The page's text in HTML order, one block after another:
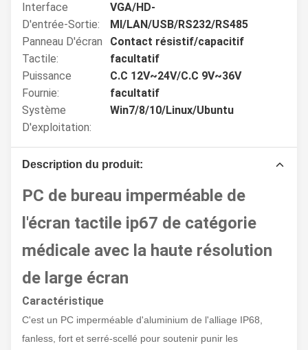
Interface
D'entrée-Sortie:
VGA/HD-
MI/LAN/USB/RS232/RS485
Panneau D'écran
Tactile:
Contact résistif/capacitif
facultatif
Puissance
Fournie:
C.C 12V~24V/C.C 9V~36V
facultatif
Système
D'exploitation:
Win7/8/10/Linux/Ubuntu
Description du produit:
PC de bureau imperméable de
l'écran tactile ip67 de catégorie
médicale avec la haute résolution
de large écran
Caractéristique
C'est un PC imperméable d'aluminium de l'alliage IP68,
fanless, fort et serré-scellé pour soutenir punir les